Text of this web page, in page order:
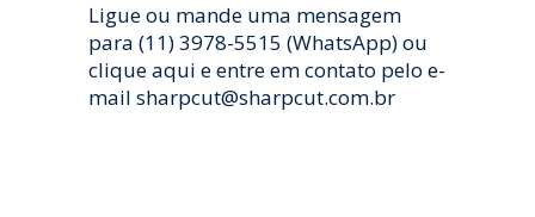
Ligue ou mande uma mensagem
para (11) 3978-5515 (WhatsApp) ou
clique aqui e entre em contato pelo e-
mail sharpcut@sharpcut.com.br